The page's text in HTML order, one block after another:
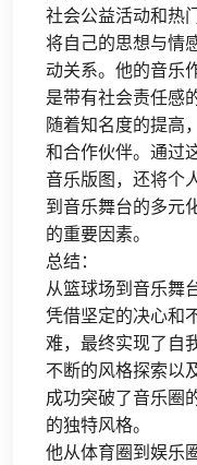
社会公益活动和热
将自己的思想与情
动关系。他的音乐
是带有社会责任感
随着知名度的提高
和合作伙伴。通过
音乐版图，还将个
到音乐舞台的多元
的重要因素。
总结：
从篮球场到音乐舞
凭借坚定的决心和
难，最终实现了自
不断的风格探索以
成功突破了音乐圈
的独特风格。
他从体育圈到娱乐